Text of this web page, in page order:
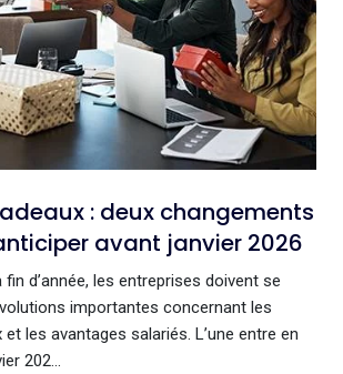
: deux changements
avant janvier 2026
fin d’année, les entreprises doivent se
importantes concernant les
les avantages salariés. L’une entre en
202...